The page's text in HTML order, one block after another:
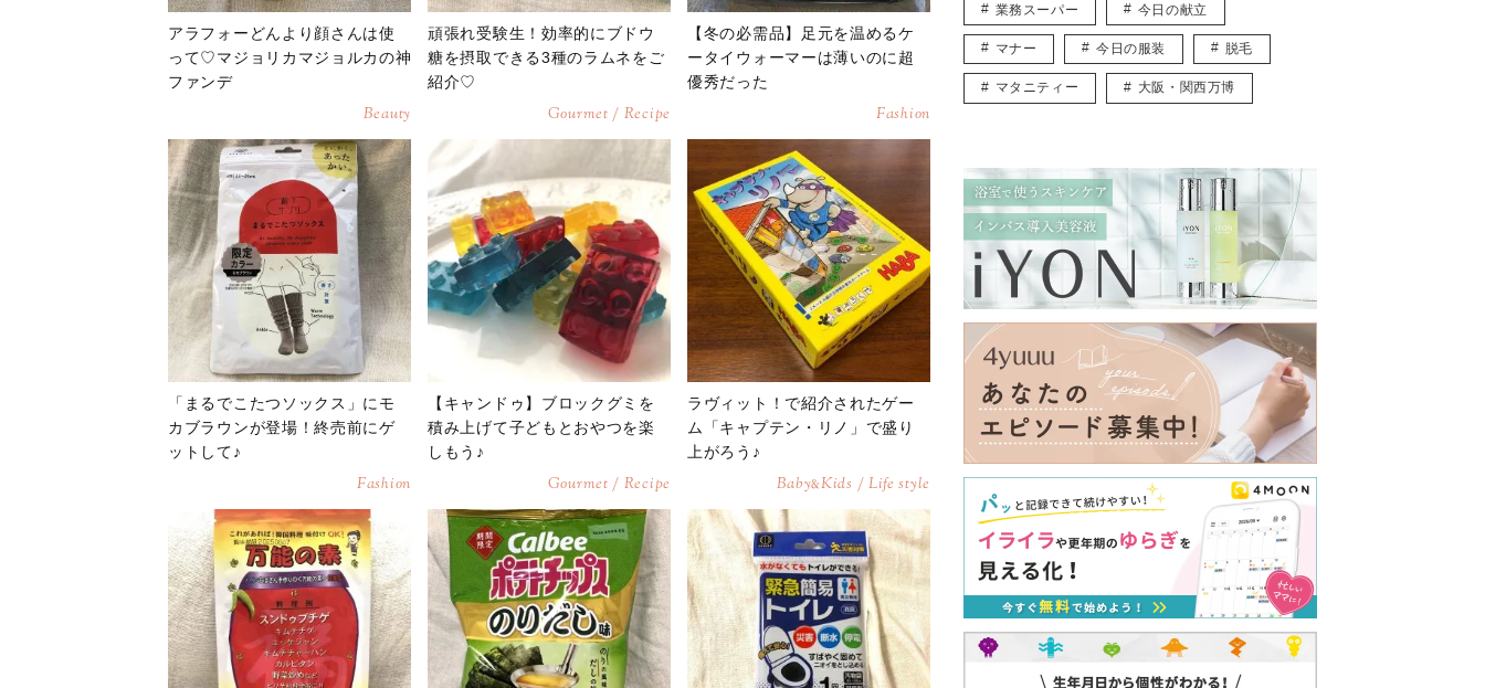
アラフォーどんより顔さんは使
って♡マジョリカマジョルカの神
ファンデ
Beauty
頑張れ受験生！効率的にブドウ
糖を摂取できる3種のラムネをご
紹介♡
Gourmet / Recipe
【冬の必需品】足元を温めるケ
ータイウォーマーは薄いのに超
優秀だった
Fashion
「まるでこたつソックス」にモ
カブラウンが登場！終売前にゲ
ットして♪
Fashion
【キャンドゥ】ブロックグミを
積み上げて子どもとおやつを楽
しもう♪
Gourmet / Recipe
ラヴィット！で紹介されたゲー
ム「キャプテン・リノ」で盛り
上がろう♪
Baby&Kids / Life style
業務スーパー 今日の献立
マナー 今日の服装 脱毛
マタニティー 大阪・関西万博